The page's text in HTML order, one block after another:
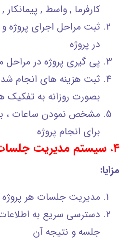
كارفرما , واسط ,
ثبت مراحل اجراي پروژه
در پروژه
پي گيري پروژه در
ثبت هزينه هاي انجام
بصورت روزانه به تفكيك
مشخص نمودن ساعات ،
براي انجام پروژه
۴. سیستم مدیریت جلسات و مصوبات
مزایا:
مدیریت جلسات هر پروژه
دسترسی سریع به
جلسه و نتیجه آن